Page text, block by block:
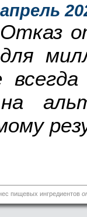
апрель
Отказ
для
пищевых ингредиентов